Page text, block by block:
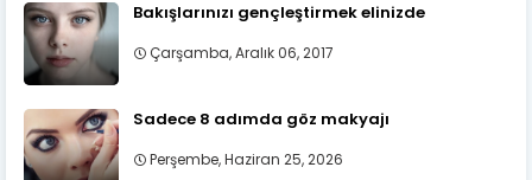
Bakışlarınızı gençleştirmek elinizde
Çarşamba, Aralık 06, 2017
Sadece 8 adımda göz makyajı
Perşembe, Haziran 25, 2026